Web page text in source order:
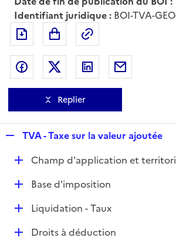
Identifiant juridique : BOI-TVA-
Exporter le document au
Partager sur Facebook
Partager sur Twitter
Partager sur
Replier
p
l
i
e
TVA - Taxe sur la valeur ajoutée
DChamp d'application et
DBase d'imposition
DLiquidation - Taux
DDroits à déduction